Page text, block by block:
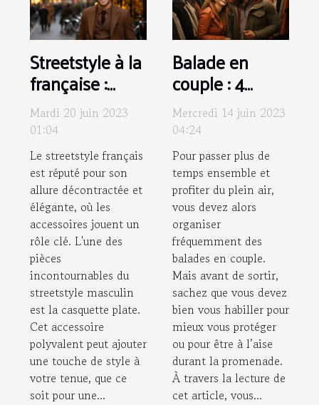
Streetstyle à la
française :
Comment
associer une
casquette
plate homme à
votre tenue ?
Mardi 20 juin 2023
01:04
Le streetstyle français
est réputé pour son
allure décontractée et
élégante, où les
accessoires jouent un
rôle clé. L'une des
pièces
incontournables du
streetstyle masculin
est la casquette plate.
Cet accessoire
polyvalent peut ajouter
une touche de style à
votre tenue, que ce
soit pour une...
Balade en
couple : 4
conseils pour
bien choisir vos
vêtements
Mercredi 14 juin 2023
04:24
Pour passer plus de
temps ensemble et
profiter du plein air,
vous devez alors
organiser
fréquemment des
balades en couple.
Mais avant de sortir,
sachez que vous devez
bien vous habiller pour
mieux vous protéger
ou pour être à l’aise
durant la promenade.
À travers la lecture de
cet article, vous...